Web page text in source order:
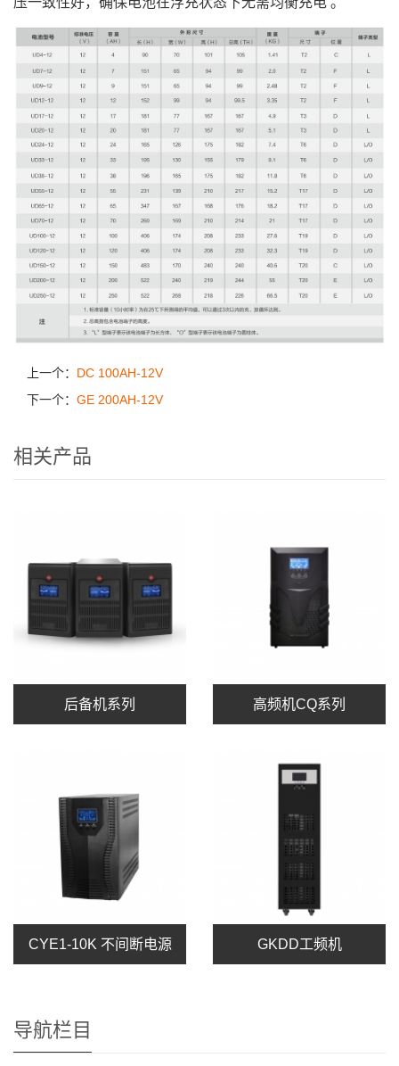
上一个： DC 100AH-12V
下一个： GE 200AH-12V
相关产品
后备机系列 高频机CQ系列
CYE1-10K 不间断电源 GKDD工频机
导航栏目